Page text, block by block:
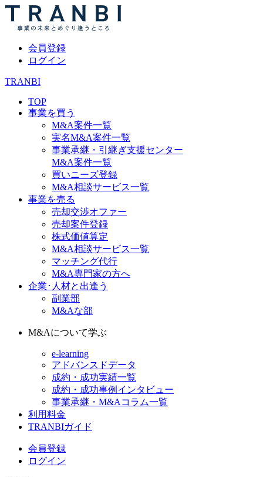
会員登録
ログイン
TRANBI
TOP
事業を買う
M&A案件一覧
実名M&A案件一覧
事業承継・引継ぎ支援センター
M&A案件一覧
買いニーズ登録
M&A相談サービス一覧
事業を売る
売却交渉オファー
売却案件登録
株式価値算定
M&A相談サービス一覧
マッチング代行
M&A専門家の方へ
企業･人材と出逢う
副業部
M&Aな部
M&Aについて学ぶ
e-learning
アドバンスドデータ
成約・成功実績一覧
成約・成功事例インタビュー
事業承継・M&Aコラム一覧
利用料金
TRANBIガイド
会員登録
ログイン